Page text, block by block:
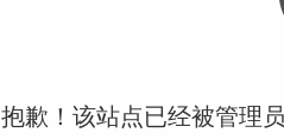
抱歉！该站点已经被管理